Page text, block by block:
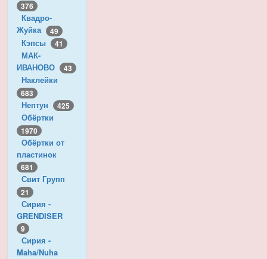
376
Квадро-
Жуйка
49
Кэпсы 41
МАК-
ИВАНОВО
43
Наклейки
683
Нептун 425
Обёртки
1970
Обёртки от
пластинок
681
Свит Групп
21
Сирия -
GRENDISER
9
Сирия -
Maha/Nuha